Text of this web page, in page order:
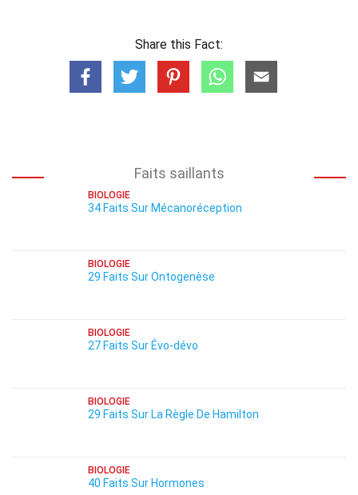
Share this Fact:
Faits saillants
BIOLOGIE
34 Faits Sur Mécanoréception
BIOLOGIE
29 Faits Sur Ontogenèse
BIOLOGIE
27 Faits Sur Évo-dévo
BIOLOGIE
29 Faits Sur La Règle De Hamilton
BIOLOGIE
40 Faits Sur Hormones